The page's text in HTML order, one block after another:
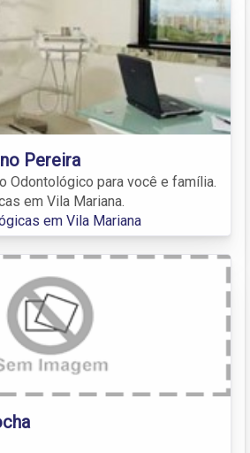
Pereira
Odontológico para você e família.
em Vila Mariana.
em Vila Mariana